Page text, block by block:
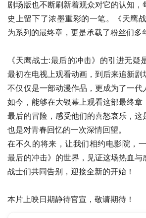
剧场版也不断刷新着观众对它的认知，
史上留下了浓墨重彩的一笔。《天鹰
为系列的最终章，更是承载了粉丝们多
《天鹰战士:最后的冲击》的引进无疑
最初在电视上观看动画，到后来追新剧
不仅仅是一部动漫作品，更成为了一代
如今，能够在大银幕上观看这部最终章
最后的冒险，感受他们的喜怒哀乐，这
也是对青春回忆的一次深情回望。
在不久的将来，让我们相约电影院，
最后的冲击》的世界，见证这场热血与
战士们共同告别，迎接全新的开始！
本片上映日期静待官宣，敬请期待！